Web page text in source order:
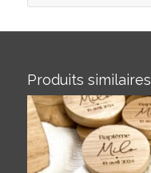
Produits similaires